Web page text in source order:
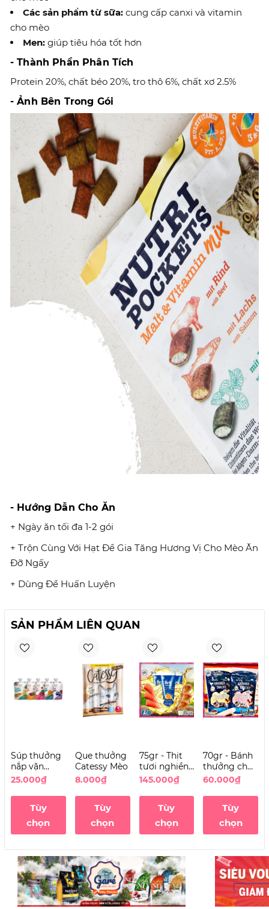
Các sản phẩm từ sữa: cung cấp canxi và vitamin
cho mèo
Men: giúp tiêu hóa tốt hơn
- Thành Phần Phân Tích
Protein 20%, chất béo 20%, tro thô 6%, chất xơ 2.5%
- Ảnh Bên Trong Gói
- Hướng Dẫn Cho Ăn
+ Ngày ăn tối đa 1-2 gói
+ Trộn Cùng Với Hạt Để Gia Tăng Hương Vị Cho Mèo Ăn
Đỡ Ngấy
+ Dùng Để Huấn Luyện
SẢN PHẨM LIÊN QUAN
Súp thưởng
nắp vặn
GNAWLERS
Lick’n’Likable
cho Mèo
25.000₫
Tùy
chọn
Que thưởng
Catessy Mèo
8.000₫
Tùy
chọn
75gr - Thịt
tươi nghiền
dạng Súp
Premium
Nature
Creme từ
Thịt Gà & Cá
ngon & tiết
kiệm cho
Mèo
145.000₫
Tùy
chọn
70gr - Bánh
thưởng cho
Mèo Coshida
Creamy &
Crunch
Knabbersnack
vị Gà
Phomai & Cá
bọc kem
60.000₫
Tùy
chọn